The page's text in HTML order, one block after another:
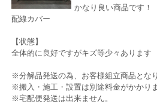
かなり良い商品です！
配線カバー
【状態】
全体的に良好ですがキズ等少々あります
※分解品発送の為、お客様組立商品となり
※搬入・施工・設置は別途料金がかかりま
※宅配便発送は出来ません。